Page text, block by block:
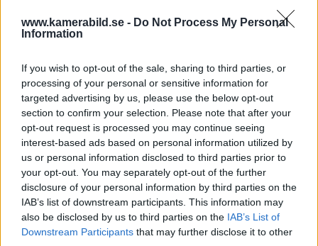
www.kamerabild.se - Do Not Process My Personal
Information
If you wish to opt-out of the sale, sharing to third parties, or
processing of your personal or sensitive information for
targeted advertising by us, please use the below opt-out
section to confirm your selection. Please note that after your
opt-out request is processed you may continue seeing
interest-based ads based on personal information utilized by
us or personal information disclosed to third parties prior to
your opt-out. You may separately opt-out of the further
disclosure of your personal information by third parties on the
IAB’s list of downstream participants. This information may
also be disclosed by us to third parties on the IAB’s List of
Downstream Participants that may further disclose it to other
Dolby Vision 2 lanseras –
nästa generation HDR ger
bättre bild
För de som älskar både film och dynamiskt
omfång släpps nu Dolby Vision 2, en ny
bildmotor som analyserar bilden och scenen
och förbättrar den för tittaren.